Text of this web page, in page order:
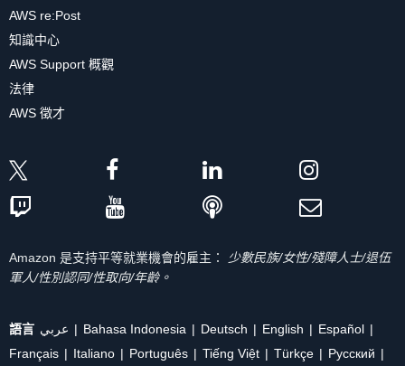
AWS re:Post
知識中心
AWS Support 概觀
法律
AWS 徵才
Amazon 是支持平等就業機會的雇主：
少數民族/女性/殘障人士/退伍
軍人/性別認同/性取向/年齡。
語言 عربي Bahasa Indonesia Deutsch English
Español
Français
Italiano Português Tiếng Việt Türkçe Ρусский